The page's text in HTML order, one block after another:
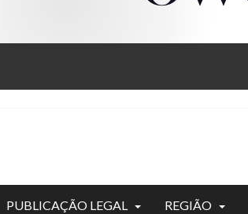
PUBLICAÇÃO LEGAL REGIÃO